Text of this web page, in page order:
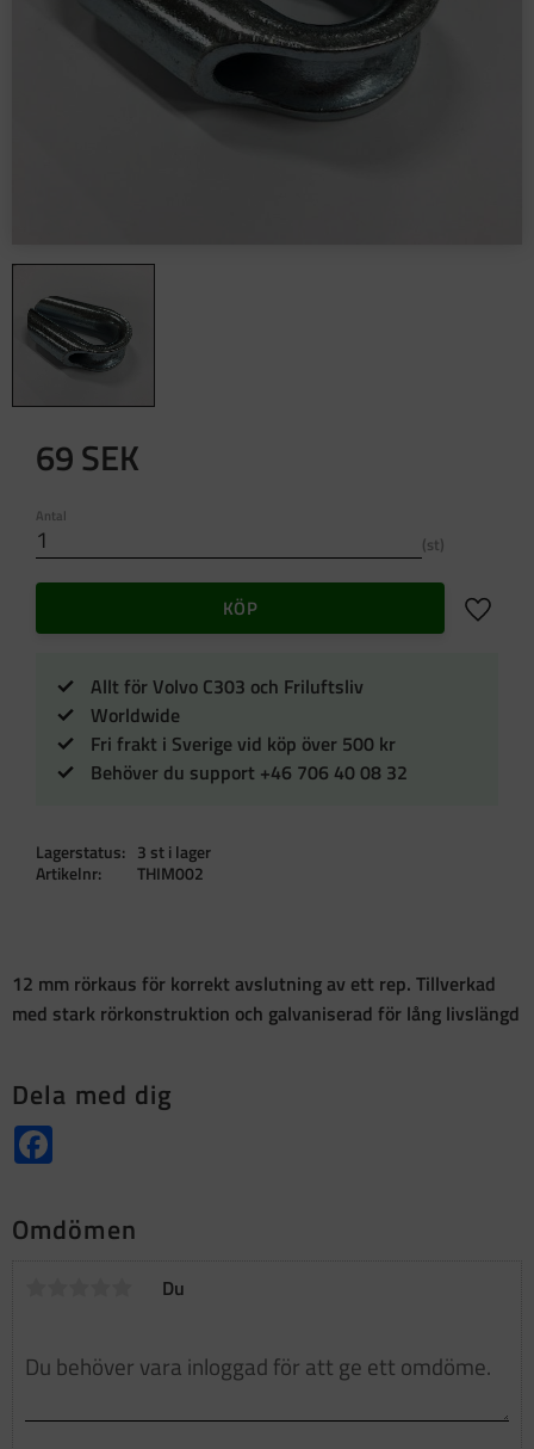
69SEK
Antal
st
KÖP Lägg
Allt för Volvo C303 och Friluftsliv
Worldwide
Fri frakt i Sverige vid köp över 500 kr
Behöver du support +46 706 40 08 32
Lagerstatus
3 st i lager
Artikelnr
THIM002
12 mm rörkaus för korrekt avslutning av ett rep. Tillverkad
med stark rörkonstruktion och galvaniserad för lång livslängd
Dela med dig
Omdömen
Du